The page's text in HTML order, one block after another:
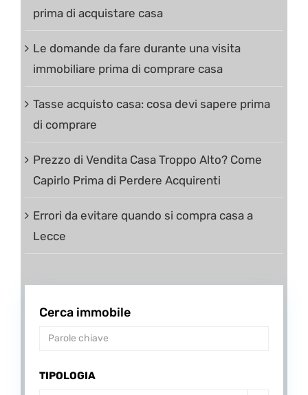
prima di acquistare casa
Le domande da fare durante una visita
immobiliare prima di comprare casa
Tasse acquisto casa: cosa devi sapere prima
di comprare
Prezzo di Vendita Casa Troppo Alto? Come
Capirlo Prima di Perdere Acquirenti
Errori da evitare quando si compra casa a
Lecce
Cerca immobile
TIPOLOGIA